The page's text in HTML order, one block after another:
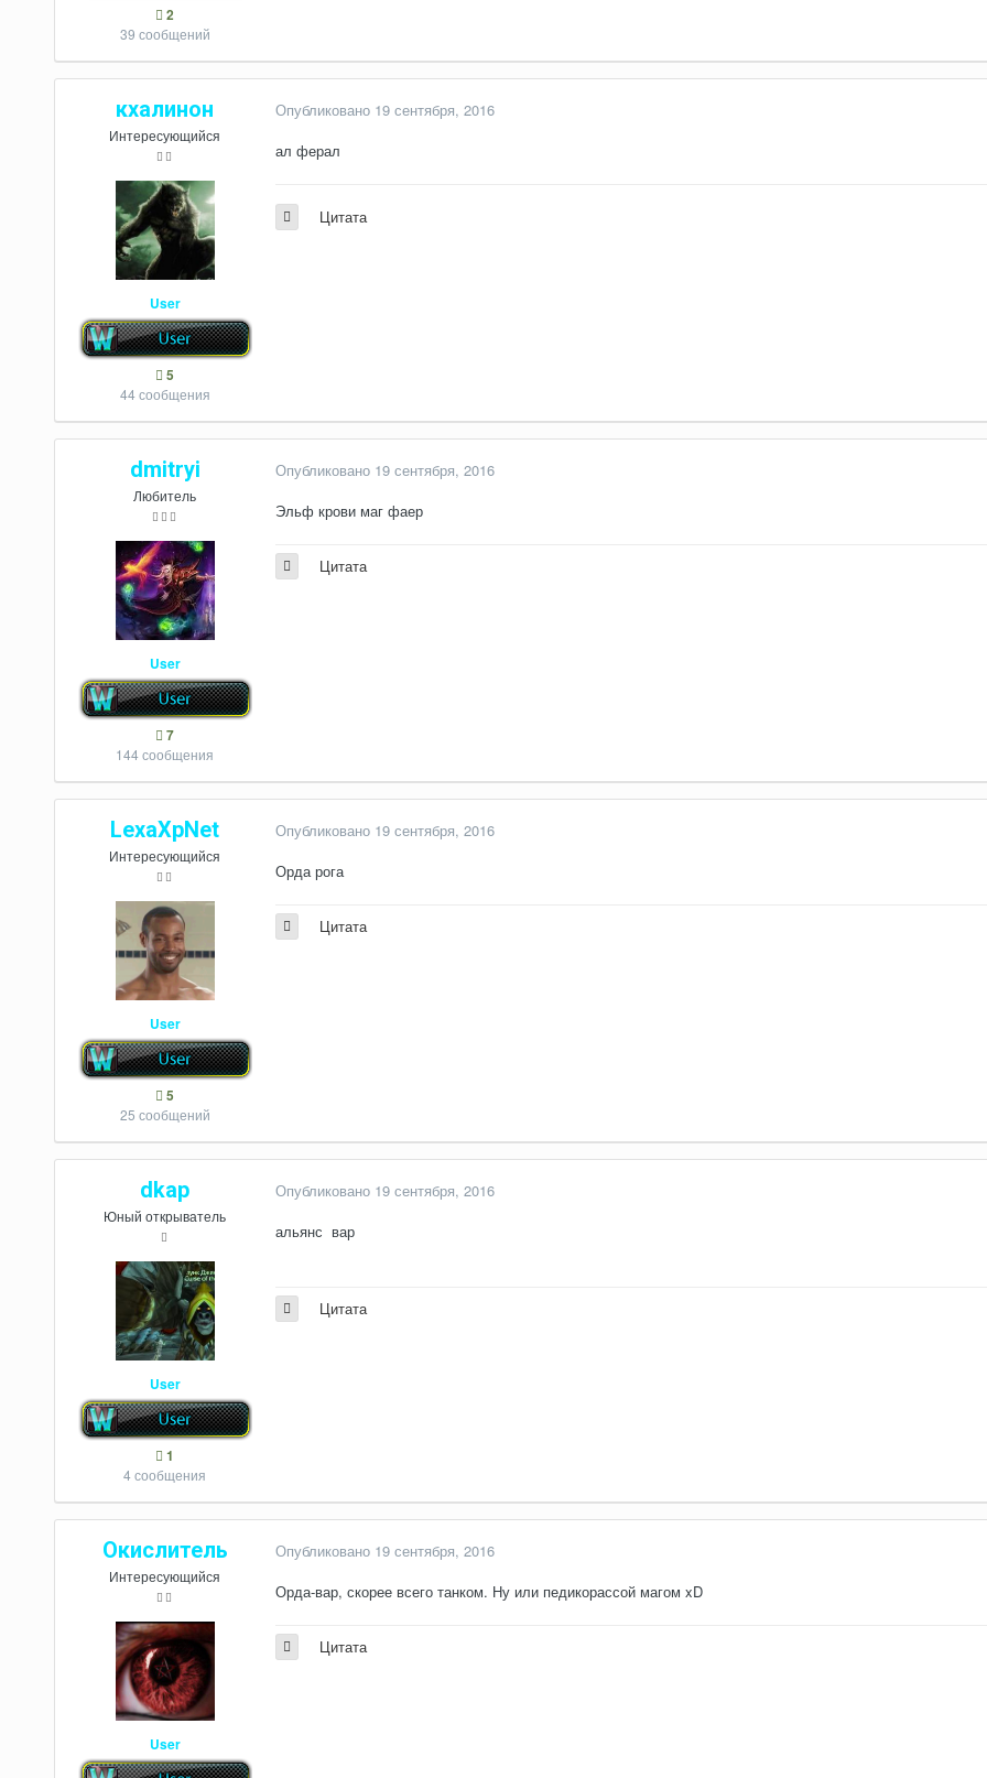
2
39 сообщений
кхалинон
Интересующийся
User
5
44 сообщения
Опубликовано 19 сентября, 2016
ал ферал
Цитата
dmitryi
Любитель
User
7
144 сообщения
Опубликовано 19 сентября, 2016
Эльф крови маг фаер
Цитата
LexaXpNet
Интересующийся
User
5
25 сообщений
Опубликовано 19 сентября, 2016
Орда рога
Цитата
dkap
Юный открыватель
User
1
4 сообщения
Опубликовано 19 сентября, 2016
альянс вар
Цитата
Окислитель
Интересующийся
User
Опубликовано 19 сентября, 2016
Орда-вар, скорее всего танком. Ну или педикорассой магом xD
Цитата